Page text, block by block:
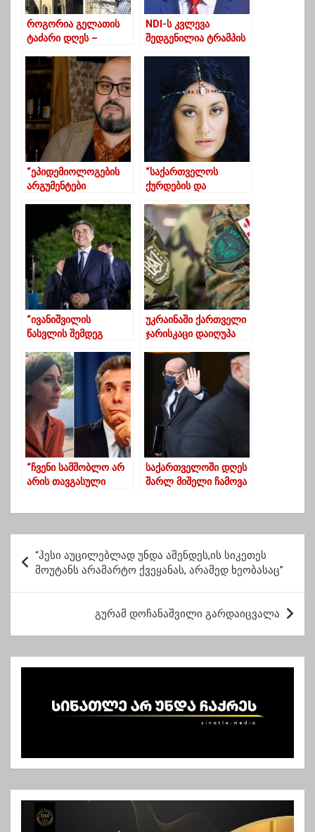
როგორია გელათის
ტაძარი დღეს –
სამონასტრო
კომპლექსიდან
NDI-ს კვლევა
შედგენილია ტრამპის
შალვა ნათელაშვილი
“ეპიდემიოლოგების
არგუმენტები
აღმოჩნდა
ბიზნესისთვის”
“საქართველოს
ქურდების და
მთავრობა,
ჯილდოების
განბაჟებას მთხოვს”
“ივანიშვილის
წასვლის შემდეგ
“გამშველებელი”
დაკარგა”
უკრაინაში ქართველი
ჯარისკაცი დაიღუპა
“ჩვენი სამშობლო არ
არის თავგასული
საქართველოში დღეს
შარლ მიშელი ჩამოვა
ო
ს
ი
ს
გ
ა
“ჰესი აუცილებლად უნდა აშენდეს,ის სიკეთეს
მოუტანს არამარტო ქვეყანას, არამედ ხეობასაც”
გურამ დოჩანაშვილი გარდაიცვალა